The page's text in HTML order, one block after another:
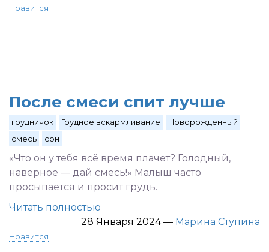
Нравится
После смеси спит лучше
грудничок Грудное вскармливание
Новорожденный
смесь
сон
«Что он у тебя всё время плачет? Голодный,
наверное — дай смесь!» Малыш часто
просыпается и просит грудь.
Читать полностью
28 Января 2024— Марина Ступина
Нравится